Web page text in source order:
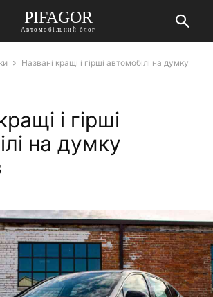
PIFAGOR
Автомобільний блог
Названі кращі і гірші автомобілі на думку
і гірші
на думку